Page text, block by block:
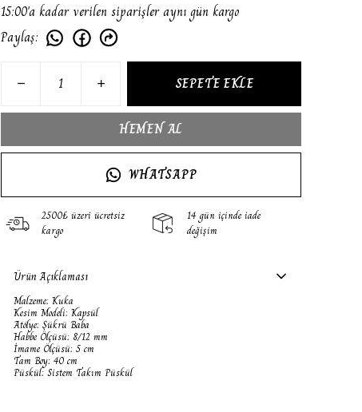
15:00'a kadar verilen siparişler aynı gün kargo
Paylaş:
SEPETE EKLE
HEMEN AL
WHATSAPP
2500₺ üzeri ücretsiz
kargo
14 gün içinde iade
değişim
Ürün Açıklaması
Malzeme: Kuka
Kesim Modeli: Kapsül
Atölye: Şükrü Baba
Habbe Ölçüsü: 8/12 mm
İmame Ölçüsü: 5 cm
Tam Boy: 40 cm
Püskül: Sistem Takım Püskül